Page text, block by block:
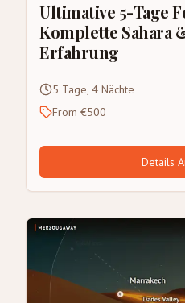
Ultimative 5-Tage
Komplette Sahara
Erfahrung
5 Tage, 4 Nächte
From €500
Details